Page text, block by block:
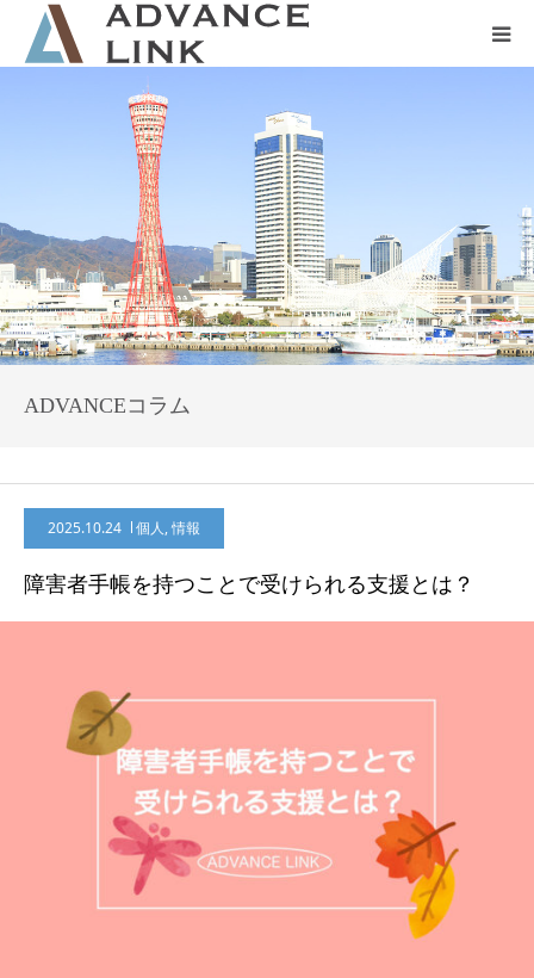
ADVANCEコラム
2025.10.24 個人,情報
障害者手帳を持つことで受けられる支援とは？
会社概要
ネット保険
事業保険